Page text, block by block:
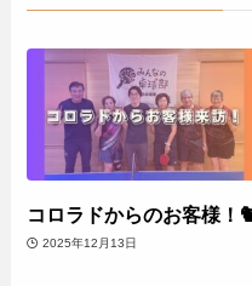
コロラドからのお客様
2025年12月13日